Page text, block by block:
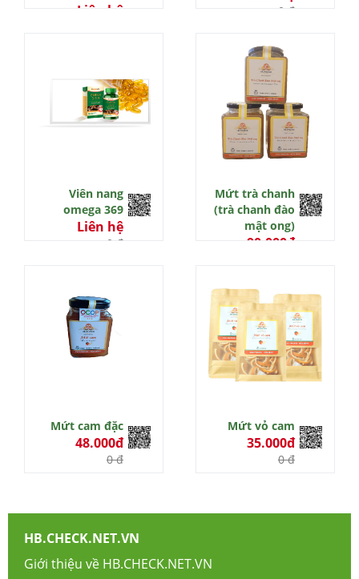
Liên hệ 0 đ
Viên nang
omega 369
Liên hệ
0 đ
Mứt trà chanh
(trà chanh đào
mật ong)
90.000đ
Mứt cam đặc
48.000đ
0 đ
Mứt vỏ cam
35.000đ
0 đ
HB.CHECK.NET.VN
Giới thiệu về HB.CHECK.NET.VN